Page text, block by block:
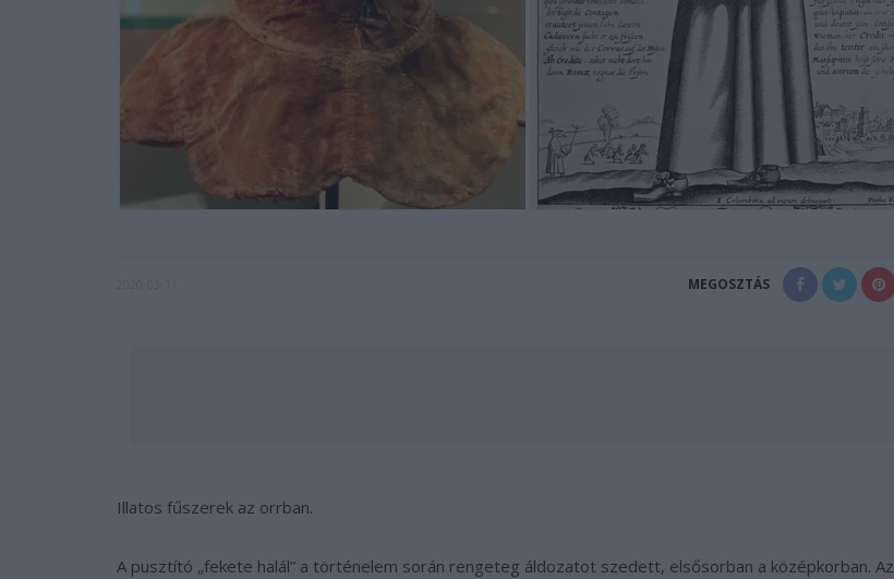
MEGOSZTÁS
Illatos fűszerek az orrban.
A pusztító „fekete halál” a történelem során rengeteg áldozatot szedett, elsősorban a középkorban. Az